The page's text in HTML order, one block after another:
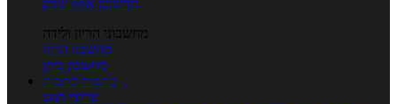
מחשבון אחוז שומן
מחשבוני הריון ולידה
מחשבון הריון
מחשבון ביוץ
כתבות כתבות
ערוצי תוכן